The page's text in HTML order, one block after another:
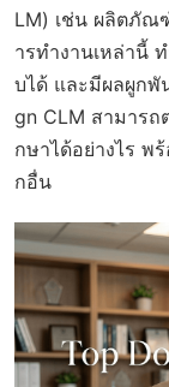
LM) เช่น ผลิตภัณ
ารทำงานเหล่านี้
บได้ และมีผลผูกพั
gn CLM สามาร
กษาได้อย่างไร พ
กอื่น